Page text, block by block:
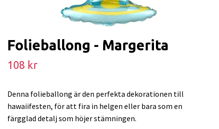
Folieballong - Margerita
108 kr
Denna folieballong är den perfekta dekorationen till
hawaiifesten, för att fira in helgen eller bara som en
färgglad detalj som höjer stämningen.